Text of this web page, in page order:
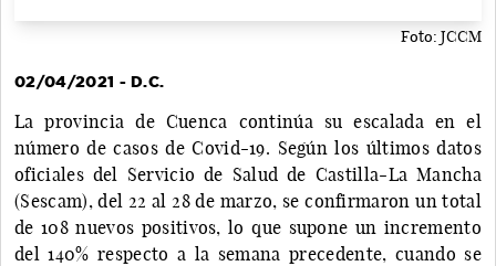
Foto: JCCM
02/04/2021 - D.C.
La provincia de Cuenca continúa su escalada en el
número de casos de Covid-19. Según los últimos datos
oficiales del Servicio de Salud de Castilla-La Mancha
(Sescam), del 22 al 28 de marzo, se confirmaron un total
de 108 nuevos positivos, lo que supone un incremento
del 140% respecto a la semana precedente, cuando se